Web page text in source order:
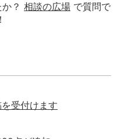
？ 相談の広場 で質問で
受付けます